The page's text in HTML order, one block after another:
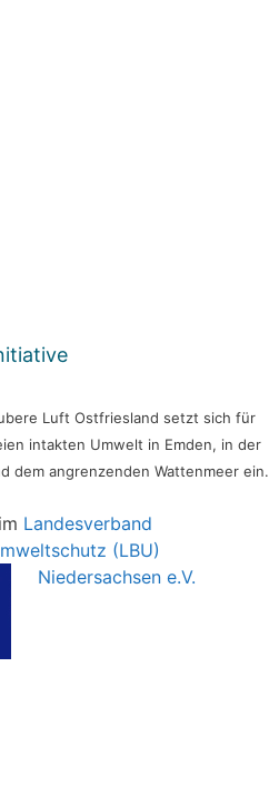
Luft Ostfriesland setzt sich für
intakten Umwelt in Emden, in der
dem angrenzenden Wattenmeer ein.
Landesverband
(LBU)
Niedersachsen e.V.